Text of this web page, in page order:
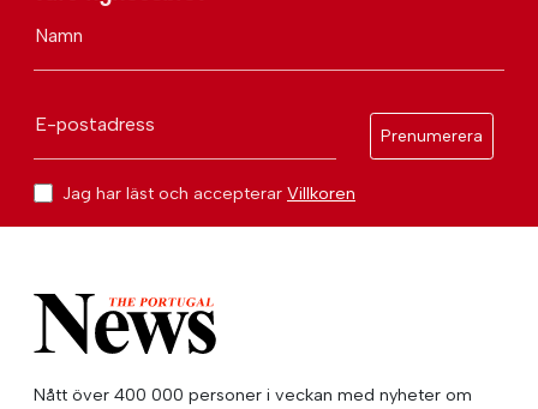
Namn
E-postadress
Prenumerera
Jag har läst och accepterar Villkoren
Nått över 400 000 personer i veckan med nyheter om